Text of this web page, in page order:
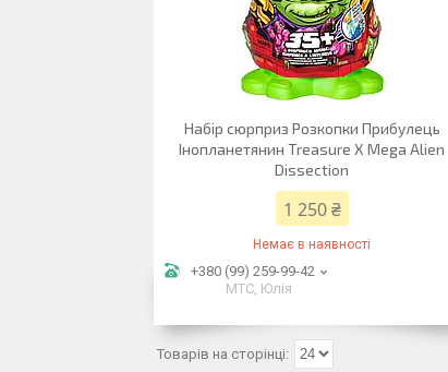
Набір сюрприз Розкопки Прибулець
Інопланетянин Treasure X Mega Alien
Dissection
1 250 ₴
Немає в наявності
+380 (99) 259-99-42
МТС, Юлія